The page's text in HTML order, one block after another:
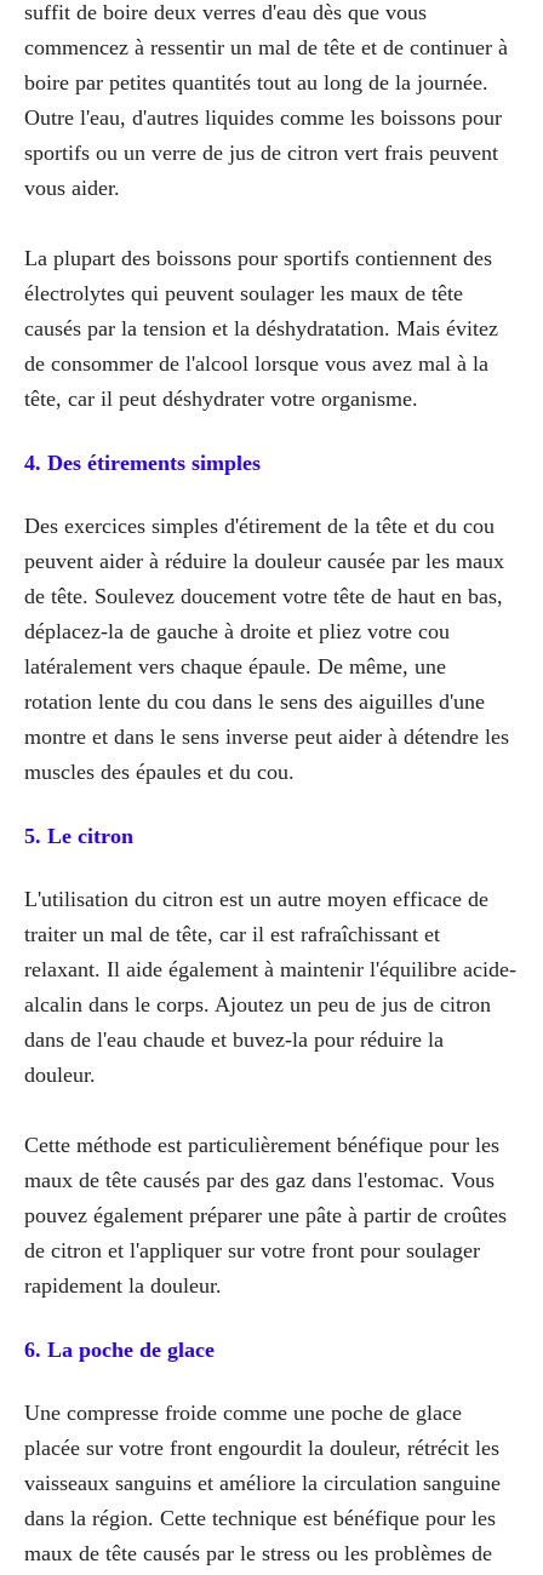
suffit de boire deux verres d'eau dès que vous
commencez à ressentir un mal de tête et de continuer à
boire par petites quantités tout au long de la journée.
Outre l'eau, d'autres liquides comme les boissons pour
sportifs ou un verre de jus de citron vert frais peuvent
vous aider.
La plupart des boissons pour sportifs contiennent des
électrolytes qui peuvent soulager les maux de tête
causés par la tension et la déshydratation. Mais évitez
de consommer de l'alcool lorsque vous avez mal à la
tête, car il peut déshydrater votre organisme.
4. Des étirements simples
Des exercices simples d'étirement de la tête et du cou
peuvent aider à réduire la douleur causée par les maux
de tête. Soulevez doucement votre tête de haut en bas,
déplacez-la de gauche à droite et pliez votre cou
latéralement vers chaque épaule. De même, une
rotation lente du cou dans le sens des aiguilles d'une
montre et dans le sens inverse peut aider à détendre les
muscles des épaules et du cou.
5. Le citron
L'utilisation du citron est un autre moyen efficace de
traiter un mal de tête, car il est rafraîchissant et
relaxant. Il aide également à maintenir l'équilibre acide-
alcalin dans le corps. Ajoutez un peu de jus de citron
dans de l'eau chaude et buvez-la pour réduire la
douleur.
Cette méthode est particulièrement bénéfique pour les
maux de tête causés par des gaz dans l'estomac. Vous
pouvez également préparer une pâte à partir de croûtes
de citron et l'appliquer sur votre front pour soulager
rapidement la douleur.
6. La poche de glace
Une compresse froide comme une poche de glace
placée sur votre front engourdit la douleur, rétrécit les
vaisseaux sanguins et améliore la circulation sanguine
dans la région. Cette technique est bénéfique pour les
maux de tête causés par le stress ou les problèmes de